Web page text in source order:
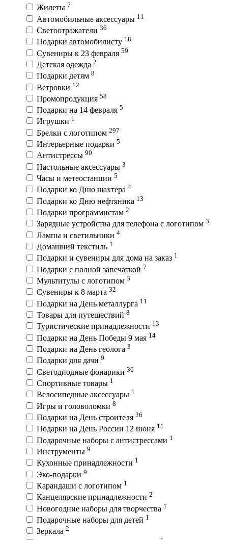
Жилеты 7
Автомобильные аксессуары 11
Светоотражатели 36
Подарки автомобилисту 18
Сувениры к 23 февраля 59
Детская одежда 2
Подарки детям 8
Ветровки 12
Промопродукция 58
Подарки на 14 февраля 5
Игрушки 1
Брелки с логотипом 297
Интерьерные подарки 5
Антистрессы 90
Настольные аксессуары 3
Часы и метеостанции 5
Подарки ко Дню шахтера 4
Подарки ко Дню нефтяника 13
Подарки программистам 2
Зарядные устройства для телефона с логотипом 3
Лампы и светильники 4
Домашний текстиль 1
Подарки и сувениры для дома на заказ 1
Подарки с полной запечаткой 7
Мультитулы с логотипом 3
Сувениры к 8 марта 32
Подарки на День металлурга 11
Товары для путешествий 8
Туристические принадлежности 13
Подарки на День Победы 9 мая 14
Подарки на День геолога 3
Подарки для дачи 9
Светодиодные фонарики 36
Спортивные товары 1
Велосипедные аксессуары 1
Игры и головоломки 8
Подарки на День строителя 26
Подарки на День России 12 июня 11
Подарочные наборы с антистрессами 1
Инструменты 9
Кухонные принадлежности 1
Эко-подарки 9
Карандаши с логотипом 1
Канцелярские принадлежности 2
Новогодние наборы для творчества 1
Подарочные наборы для детей 1
Зеркала 2